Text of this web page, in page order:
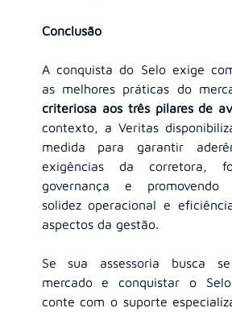
Conclusão
A conquista do Selo exige
as melhores práticas do
criteriosa aos três pilares de
contexto, a Veritas
medida para garantir
exigências da corretora,
governança e promovendo
solidez operacional e
aspectos da gestão.
Se sua assessoria busca
mercado e conquistar o